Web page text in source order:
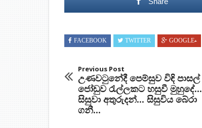
FACEBOOK TWITTER GOOGLE+
Previous Post
උණවටුනේදී පෙම්සුව විඳි පාසල්
ජෝඩුව රැල්ලකට හසුවී මුහුදේ...
සිසුවා අතුරුදන්... සිසුවිය බේරා
ගනී...